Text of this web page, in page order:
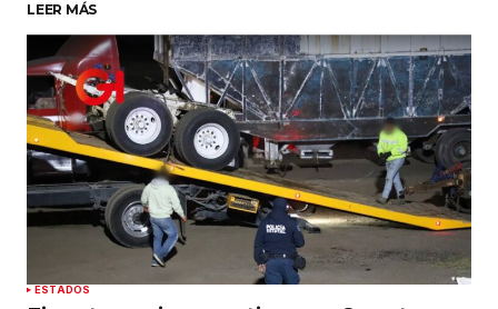
Su nombre*
Tu correo electrónico*
Guardar mi nombre, correo electrónico y sitio
web en este navegador para la próxima vez que
haga un comentario.
Enviar comentario
LEER MÁS
ESTADOS